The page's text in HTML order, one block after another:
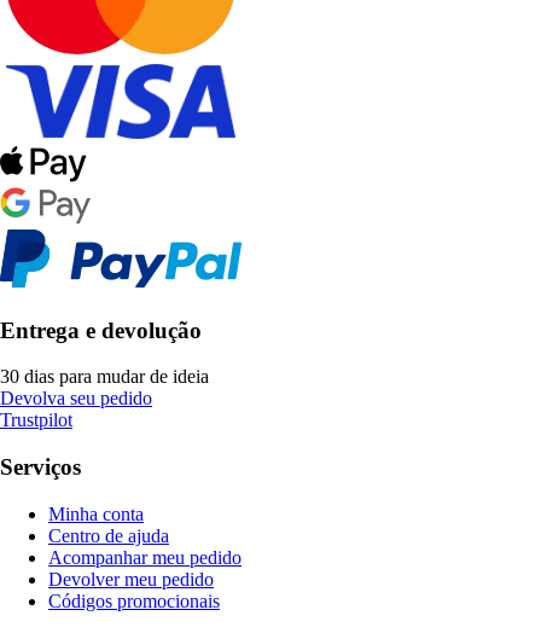
Entrega e devolução
30 dias para mudar de ideia
Devolva seu pedido
Trustpilot
Serviços
Minha conta
Centro de ajuda
Acompanhar meu pedido
Devolver meu pedido
Códigos promocionais